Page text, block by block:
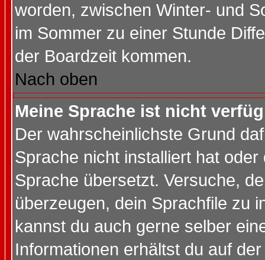
worden, zwischen Winter- und
im Sommer zu einer Stunde
der Boardzeit kommen.
Nach oben
Meine Sprache ist nicht
Der wahrscheinlichste Grund
Sprache nicht installiert hat
Sprache übersetzt. Versuche,
überzeugen, dein Sprachfile zu
kannst du auch gerne selber
Informationen erhältst du auf